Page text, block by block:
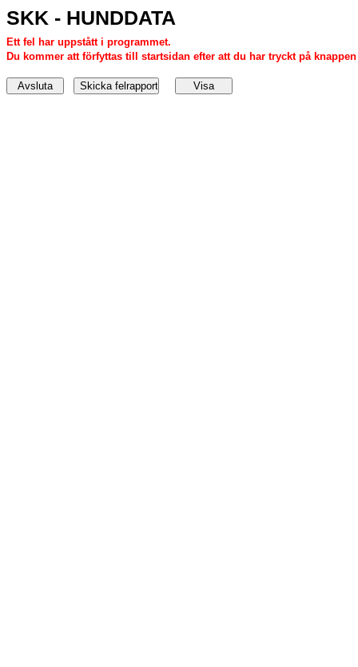
SKK - HUNDDATA
Ett fel har uppstått i programmet.
Du kommer att förfyttas till startsidan efter att du har tryckt på